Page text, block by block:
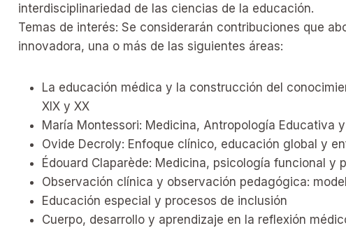
interdisciplinariedad de las ciencias de la educación.
Temas de interés: Se considerarán contribuciones que
innovadora, una o más de las siguientes áreas:
La educación médica y la construcción del
XIX y XX
María Montessori: Medicina, Antropología Educativa
Ovide Decroly: Enfoque clínico, educación global y
Édouard Claparède: Medicina, psicología funcional y
Observación clínica y observación pedagógica:
Educación especial y procesos de inclusión
Cuerpo, desarrollo y aprendizaje en la reflexión